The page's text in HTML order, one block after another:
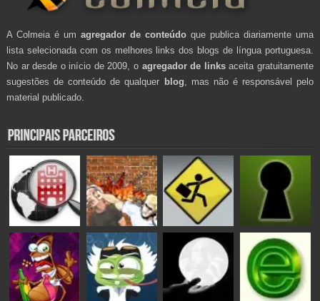
A Colmeia é um agregador de conteúdo que publica diariamente uma
lista selecionada com os melhores links dos blogs de língua portuguesa.
No ar desde o início de 2009, o agregador de linksaceita gratuitamente
sugestões de conteúdo de qualquer blog , mas não é responsável pelo
material publicado.